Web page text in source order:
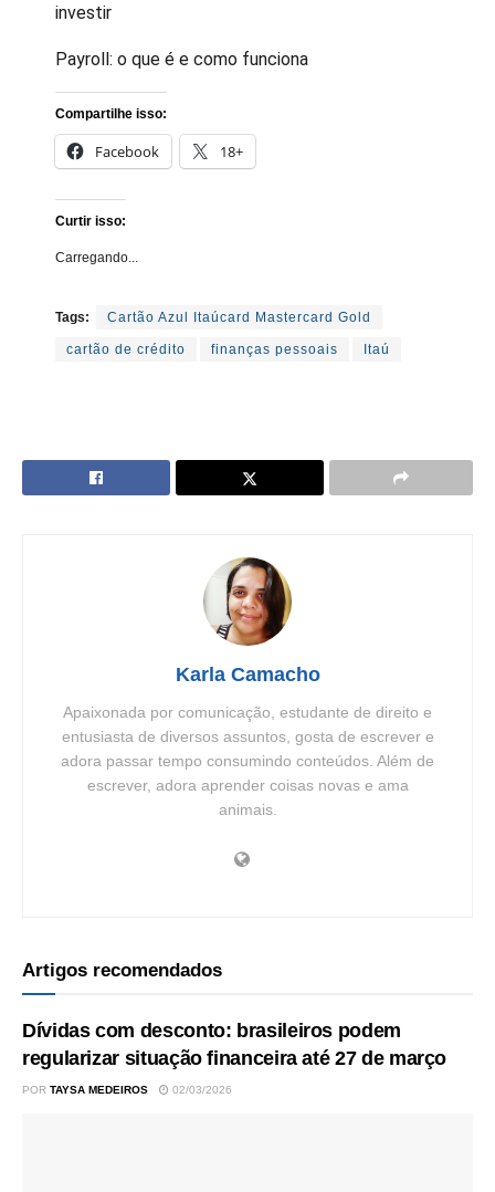
investir
Payroll: o que é e como funciona
Compartilhe isso:
Facebook 18+
Curtir isso:
Carregando...
Tags: Cartão Azul Itaúcard Mastercard Gold
cartão de crédito finanças pessoais Itaú
Karla Camacho
Apaixonada por comunicação, estudante de direito e
entusiasta de diversos assuntos, gosta de escrever e
adora passar tempo consumindo conteúdos. Além de
escrever, adora aprender coisas novas e ama
animais.
Artigos recomendados
Dívidas com desconto: brasileiros podem
regularizar situação financeira até 27 de março
POR TAYSA MEDEIROS 02/03/2026